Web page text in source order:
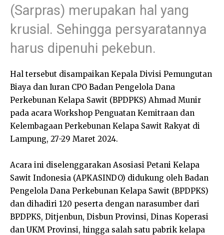
(Sarpras) merupakan hal yang
krusial. Sehingga persyaratannya
harus dipenuhi pekebun.
Hal tersebut disampaikan Kepala Divisi Pemungutan
Biaya dan Iuran CPO Badan Pengelola Dana
Perkebunan Kelapa Sawit (BPDPKS) Ahmad Munir
pada acara Workshop Penguatan Kemitraan dan
Kelembagaan Perkebunan Kelapa Sawit Rakyat di
Lampung, 27-29 Maret 2024.
Acara ini diselenggarakan Asosiasi Petani Kelapa
Sawit Indonesia (APKASINDO) didukung oleh Badan
Pengelola Dana Perkebunan Kelapa Sawit (BPDPKS)
dan dihadiri 120 peserta dengan narasumber dari
BPDPKS, Ditjenbun, Disbun Provinsi, Dinas Koperasi
dan UKM Provinsi, hingga salah satu pabrik kelapa